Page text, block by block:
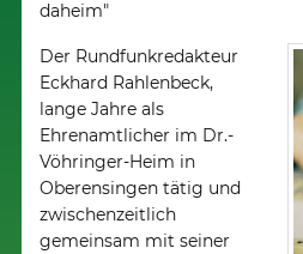
daheim"
Der Rundfunkredakteur
Eckhard Rahlenbeck,
lange Jahre als
Ehrenamtlicher im Dr.-
Vöhringer-Heim in
Oberensingen tätig und
zwischenzeitlich
gemeinsam mit seiner